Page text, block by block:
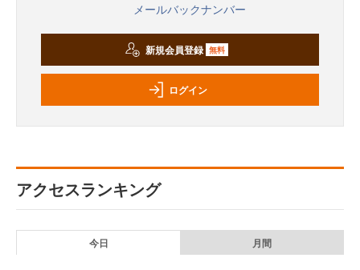
メールバックナンバー
新規会員登録 無料
ログイン
アクセスランキング
今日 月間